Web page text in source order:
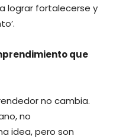
lograr fortalecerse y
que
no cambia.
no
idea, pero son